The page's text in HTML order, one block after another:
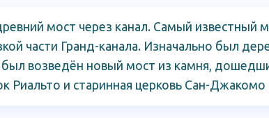
мост через канал. Самый известный
части Гранд-канала. Изначально был
был возведён новый мост из камня,
Риальто и старинная церковь Сан-Джакомо